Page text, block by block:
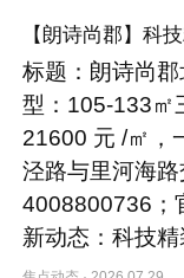
【朗诗尚郡】科
标题：朗诗尚
型：105-133㎡
21600 元 /㎡，
泾路与里河海路
4008800736；
新动态：科技